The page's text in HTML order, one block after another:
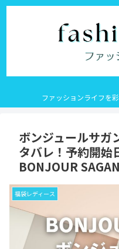
ファッションライフを
ボンジュールサガ
タバレ！予約開始
BONJOUR SAGAN
福袋レディース